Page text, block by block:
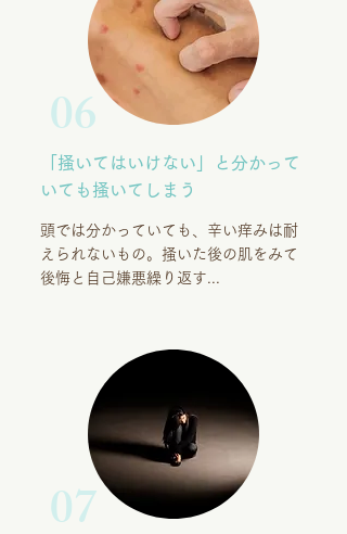
06
「掻いてはいけない」と分かって
いても掻いてしまう
頭では分かっていても、辛い痒みは耐
えられないもの。掻いた後の肌をみて
後悔と自己嫌悪繰り返す...
07